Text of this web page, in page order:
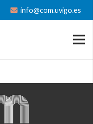
info@com.uvigo.es